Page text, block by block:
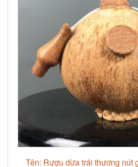
Tên: Rượu dừa trái thương nút